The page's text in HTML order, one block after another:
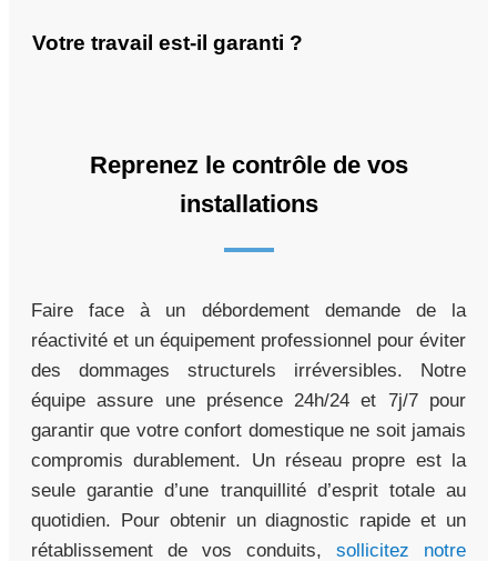
Votre travail est-il garanti ?
Reprenez le contrôle de vos
installations
Faire face à un débordement demande de la
réactivité et un équipement professionnel pour éviter
des dommages structurels irréversibles. Notre
équipe assure une présence 24h/24 et 7j/7 pour
garantir que votre confort domestique ne soit jamais
compromis durablement. Un réseau propre est la
seule garantie d’une tranquillité d’esprit totale au
quotidien. Pour obtenir un diagnostic rapide et un
rétablissement de vos conduits, sollicitez notre